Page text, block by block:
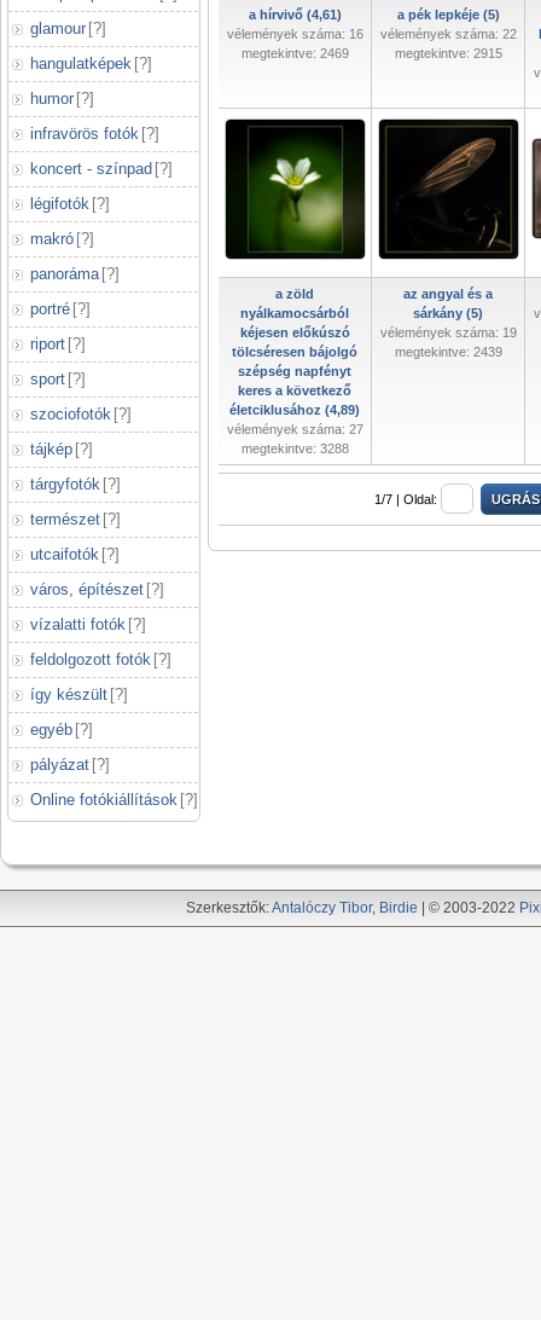
glamour [?]
hangulatképek [?]
humor [?]
infravörös fotók [?]
koncert - színpad [?]
légifotók [?]
makró [?]
panoráma [?]
portré [?]
riport [?]
sport [?]
szociofotók [?]
tájkép [?]
tárgyfotók [?]
természet [?]
utcaifotók [?]
város, építészet [?]
vízalatti fotók [?]
feldolgozott fotók [?]
így készült [?]
egyéb [?]
pályázat [?]
Online fotókiállítások [?]
a hírvivő (4,61)
vélemények száma: 16
megtekintve: 2469
a pék lepkéje (5)
vélemények száma: 22
megtekintve: 2915
a zöld
nyálkamocsárból
kéjesen előkúszó
tölcséresen bájolgó
szépség napfényt
keres a következő
életciklusához (4,89)
vélemények száma: 27
megtekintve: 3288
az angyal és a
sárkány (5)
vélemények száma: 19
megtekintve: 2439
1/7 | Oldal:
Szerkesztők:Antalóczy Tibor, Birdie | © 2003-2022